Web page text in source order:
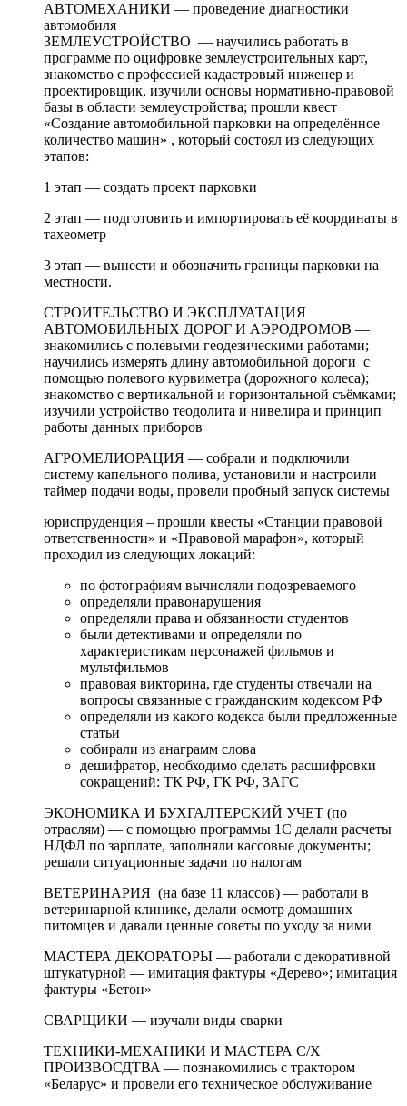
АВТОМЕХАНИКИ — проведение диагностики
автомобиля
ЗЕМЛЕУСТРОЙСТВО — научились работать в
программе по оцифровке землеустроительных карт,
знакомство с профессией кадастровый инженер и
проектировщик, изучили основы нормативно-правовой
базы в области землеустройства; прошли квест
«Создание автомобильной парковки на определённое
количество машин» , который состоял из следующих
этапов:
1 этап — создать проект парковки
2 этап — подготовить и импортировать её координаты в
тахеометр
3 этап — вынести и обозначить границы парковки на
местности.
СТРОИТЕЛЬСТВО И ЭКСПЛУАТАЦИЯ
АВТОМОБИЛЬНЫХ ДОРОГ И АЭРОДРОМОВ —
знакомились с полевыми геодезическими работами;
научились измерять длину автомобильной дороги с
помощью полевого курвиметра (дорожного колеса);
знакомство с вертикальной и горизонтальной съёмками;
изучили устройство теодолита и нивелира и принцип
работы данных приборов
АГРОМЕЛИОРАЦИЯ — собрали и подключили
систему капельного полива, установили и настроили
таймер подачи воды, провели пробный запуск системы
юриспруденция – прошли квесты «Станции правовой
ответственности» и «Правовой марафон», который
проходил из следующих локаций:
по фотографиям вычисляли подозреваемого
определяли правонарушения
определяли права и обязанности студентов
были детективами и определяли по
характеристикам персонажей фильмов и
мультфильмов
правовая викторина, где студенты отвечали на
вопросы связанные с гражданским кодексом РФ
определяли из какого кодекса были предложенные
статьи
собирали из анаграмм слова
дешифратор, необходимо сделать расшифровки
сокращений: ТК РФ, ГК РФ, ЗАГС
ЭКОНОМИКА И БУХГАЛТЕРСКИЙ УЧЕТ (по
отраслям) — с помощью программы 1С делали расчеты
НДФЛ по зарплате, заполняли кассовые документы;
решали ситуационные задачи по налогам
ВЕТЕРИНАРИЯ (на базе 11 классов) — работали в
ветеринарной клинике, делали осмотр домашних
питомцев и давали ценные советы по уходу за ними
МАСТЕРА ДЕКОРАТОРЫ — работали с декоративной
штукатурной — имитация фактуры «Дерево»; имитация
фактуры «Бетон»
СВАРЩИКИ — изучали виды сварки
ТЕХНИКИ-МЕХАНИКИ И МАСТЕРА С/Х
ПРОИЗВОСДТВА — познакомились с трактором
«Беларус» и провели его техническое обслуживание